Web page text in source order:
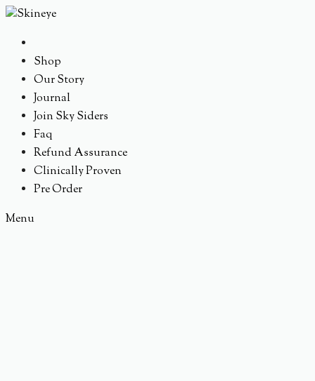
Shop
Our Story
Journal
Join Sky Siders
Faq
Refund Assurance
Clinically Proven
Pre Order
Menu